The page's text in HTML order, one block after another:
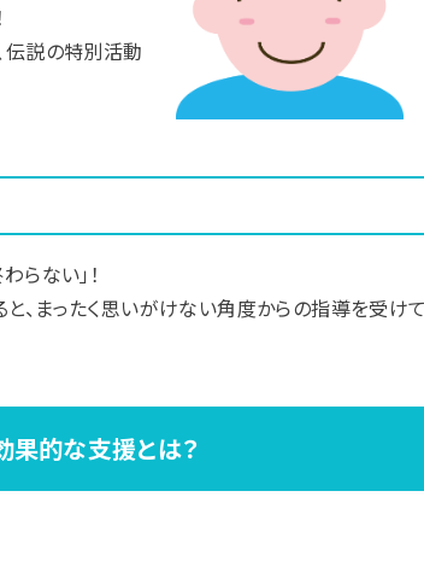
伝説の特別活動
らない」！
、まったく思いがけない角度からの指導を受け
果的な支援とは？